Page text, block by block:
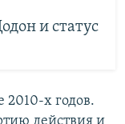
и статус
2010-х годов.
действия и